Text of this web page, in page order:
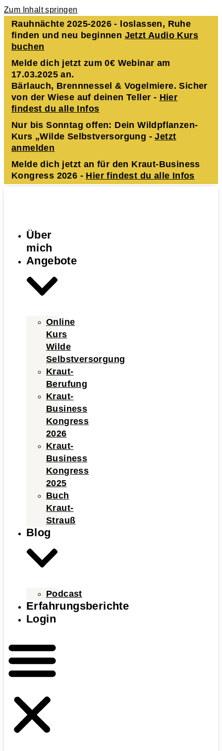
Zum Inhalt springen
Rauhnächte 2025-2026 - loslassen, Ruhe
finden und neu beginnen Jetzt Audio Kurs
buchen
Melde dich jetzt zum 0€ Webinar am
17.03.2025 an.
Bärlauch, Brennnessel & Vogelmiere. Sicher
von der Wiese auf deinen Teller - Hier
findest du alle Infos
Nur bis Sonntag offen: Dein Wildpflanzen-
Kurs „Wilde Selbstversorgung -Jetzt
anmelden
Melde dich jetzt an für den Kraut-Business
Kongress 2026 - Hier findest du alle Infos
Über
mich
Angebote
Online
Kurs
Wilde
Selbstversorgung
Kraut-
Berufung
Kraut-
Business
Kongress
2026
Kraut-
Business
Kongress
2025
Buch
Kraut-
Strauß
Blog
Podcast
Erfahrungsberichte
Login